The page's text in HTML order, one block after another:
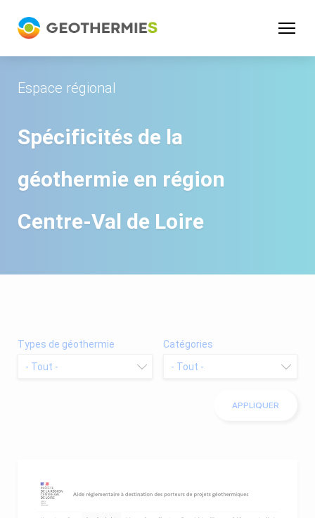
Espace régional
Spécificités de la
géothermie en région
Centre-Val de Loire
Types de géothermie Catégories